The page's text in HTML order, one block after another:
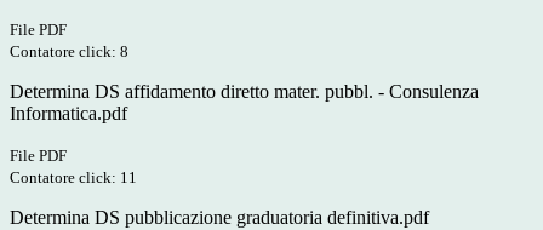
File PDF
Contatore click: 8
Determina DS affidamento diretto mater. pubbl. - Consulenza
Informatica.pdf
File PDF
Contatore click: 11
Determina DS pubblicazione graduatoria definitiva.pdf